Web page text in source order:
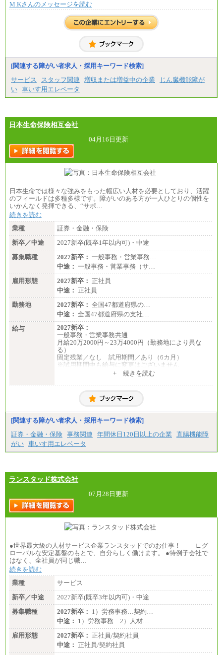
ざいません。
M.Kさんのメッセージを読む
[関連する障がい者求人・採用キーワード検索]
サービス
スタッフ関連 増収または増益中の企業
じん臓機能障が
い 車いす用エレベータ
日本生命保険相互会社
04月16日更新
日本生命では様々な強みをもった幅広い人材を必要としており、活躍
のフィールドは多種多様です。障がいのある方が一人ひとりの個性を
いかんなく発揮できる、“サポ…
続きを読む
業種
証券・金融・保険
新卒／中途
2027新卒(既卒1年以内可)・中途
募集職種
2027新卒： 一般事務・営業事務…
中途： 一般事務・営業事務（サ…
雇用形態
2027新卒： 正社員
中途： 正社員
勤務地
2027新卒： 全国47都道府県の…
中途： 全国47都道府県の支社…
給与
2027新卒：
一般事務・営業事務共通
月給20万2000円～23万4000円（勤務地により異な
る）
固定残業／なし 試用期間／あり（6カ月）
※試用期間中も給与に変更はございません
月給20万2000円～23万4000円（勤務地により異な
固定残業／なし 試用期間／あり（6か月）
+ 続きを読む
[関連する障がい者求人・採用キーワード検索]
証券・金融・保険 事務関連 年間休日120日以上の企業
直腸機能障
がい 車いす用エレベータ
ランスタッド株式会社
07月28日更新
●世界最大級の人材サービス企業ランスタッドでのお仕事！ ∟グ
ローバルな安定基盤のもとで、自分らしく働けます。 ●特例子会社で
はなく、全社員が同じ職…
続きを読む
業種
サービス
新卒／中途
2027新卒(既卒3年以内可)・中途
募集職種
2027新卒： 1）労務事務…契約…
中途： 1）労務事務 2）人材…
雇用形態
2027新卒： 正社員/契約社員
中途： 正社員/契約社員